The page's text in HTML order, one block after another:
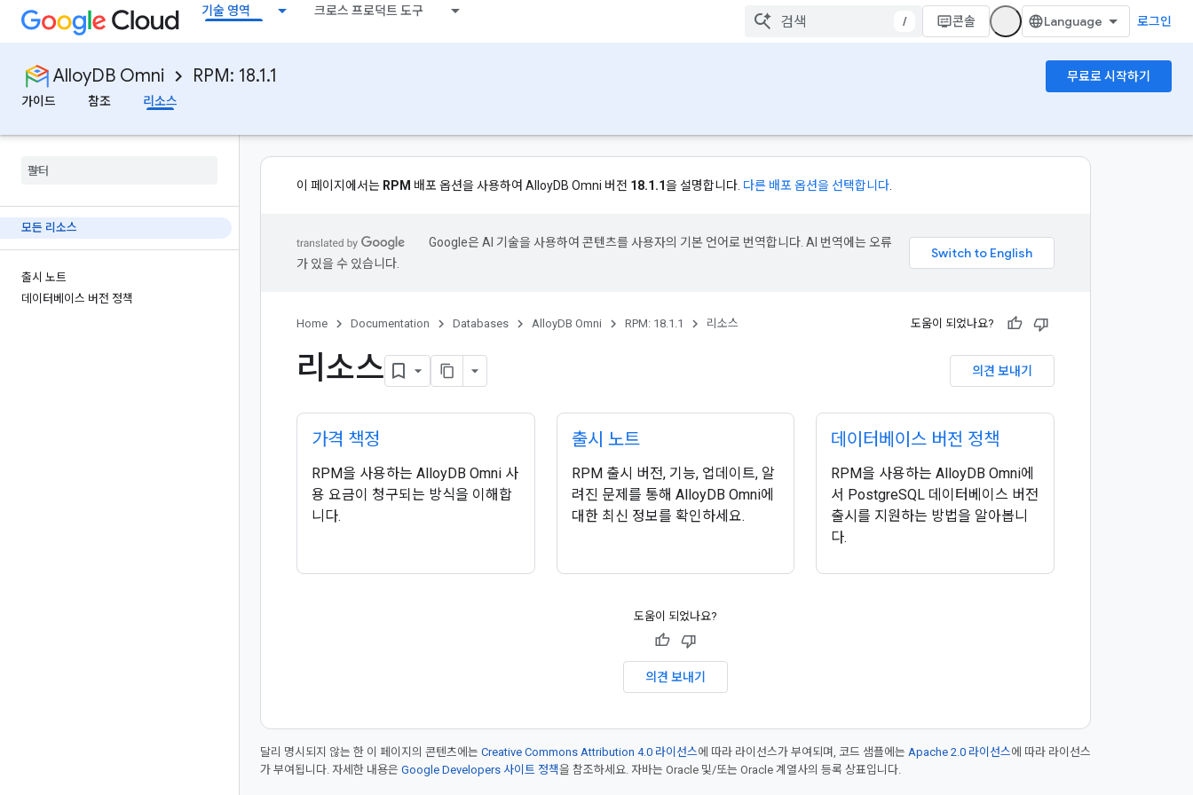
기술 영역 크로스 프로덕트 도구
/ 콘솔 로그인
AlloyDB Omni RPM: 18.1.1
무료로 시작하기
가이드
참조 리소스
모든 리소스
출시 노트
데이터베이스 버전 정책
이 페이지에서는 RPM 배포 옵션을 사용하여 AlloyDB Omni 버전 18.1.1을 설명합니다. 다른 배포 옵션을 선택합니다
Google은 AI 기술을 사용하여 콘텐츠를 사용자의 기본 언어로 번역합니다. AI 번역에는 오류
가 있을 수 있습니다.
Home Documentation Databases AlloyDB Omni RPM: 18.1.1 리소스 도움이 되었나요?
의견 보내기
리소스
가격 책정
RPM을 사용하는 AlloyDB Omni 사
용 요금이 청구되는 방식을 이해합
니다.
출시 노트
RPM 출시 버전, 기능, 업데이트, 알
려진 문제를 통해 AlloyDB Omni에
대한 최신 정보를 확인하세요.
데이터베이스 버전 정책
RPM을 사용하는 AlloyDB Omni에
서 PostgreSQL 데이터베이스 버전
출시를 지원하는 방법을 알아봅니
다.
도움이 되었나요?
의견 보내기
달리 명시되지 않는 한 이 페이지의 콘텐츠에는 Creative Commons Attribution 4.0 라이선스에 따라 라이선스가 부여되며, 코드 샘플에는 Apache 2.0 라이선스에 따라 라이선스
가 부여됩니다. 자세한 내용은 Google Developers 사이트 정책을 참조하세요. 자바는 Oracle 및/또는 Oracle 계열사의 등록 상표입니다.